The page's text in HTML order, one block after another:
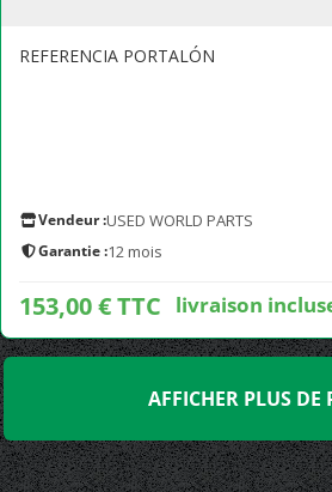
REFERENCIA PORTALÓN
Vendeur :USED WORLD PARTS
Garantie :12 mois
153,00 € TTC livraison
AFFICHER PLUS DE